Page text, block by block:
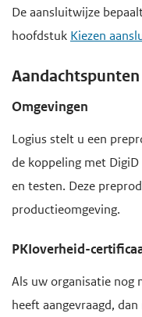
De aansluitwijze
hoofdstuk Kiezen
Aandachtspunten
Omgevingen
Logius stelt u een
de koppeling met
en testen. Deze
productieomgeving.
PKIoverheid-
Als uw organisatie nog
heeft aangevraagd,